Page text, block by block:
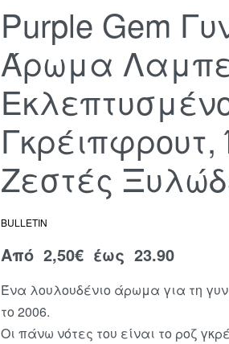
Purple Gem
Άρωμα
Γκρέιπφρουτ,
Ζεστές
BULLETIN
Από 2,50€έως 23.90
Ένα λουλουδένιο άρωμα για τη
το 2006.
Οι πάνω νότες του είναι το ροζ